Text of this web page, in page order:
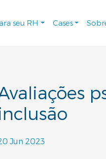
seu RH Cases
Jun 2023